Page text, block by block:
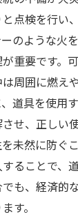
見る火災保険
説する保険の
に強い解体
える火災保険
スメントと
れる追加保証
される具体
点検を行い
のような火
重要です。
周囲に燃え
道具を使用
せ、正しい
未然に防ぐ
ることで、
も、経済的
す。